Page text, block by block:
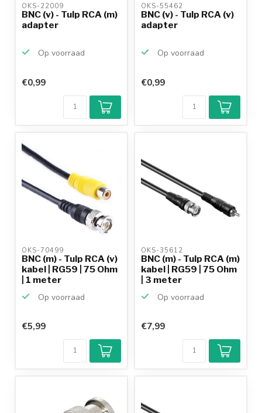
OKS-22009
BNC (v) - Tulp RCA (m)
adapter
Op voorraad
€0,99
OKS-55462
BNC (v) - Tulp RCA (v)
adapter
Op voorraad
€0,99
OKS-70499
BNC (m) - Tulp RCA (v)
kabel | RG59 | 75 Ohm
| 1 meter
Op voorraad
€5,99
OKS-35612
BNC (m) - Tulp RCA (m)
kabel | RG59 | 75 Ohm
| 3 meter
Op voorraad
€7,99